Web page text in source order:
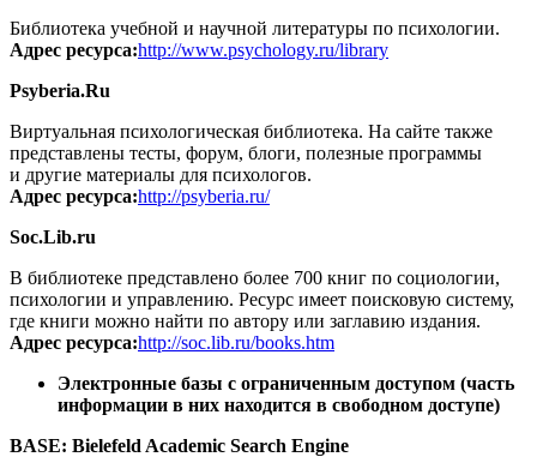
Библиотека учебной и научной литературы по психологии.
Адрес ресурса:http://www.psychology.ru/library
Psyberia.Ru
Виртуальная психологическая библиотека. На сайте также
представлены тесты, форум, блоги, полезные программы
и другие материалы для психологов.
Адрес ресурса:http://psyberia.ru/
Soc.Lib.ru
В библиотеке представлено более 700 книг по социологии,
психологии и управлению. Ресурс имеет поисковую систему,
где книги можно найти по автору или заглавию издания.
Адрес ресурса:http://soc.lib.ru/books.htm
Электронные базы с ограниченным доступом (часть
информации в них находится в свободном доступе)
BASE: Bielefeld Academic Search Engine